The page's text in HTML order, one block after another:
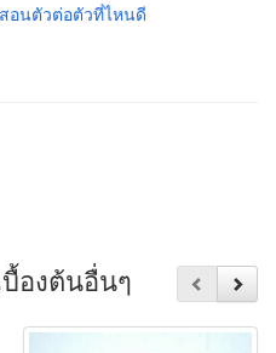
อนตัวต่อตัวที่ไหนดี
องต้นอื่นๆ